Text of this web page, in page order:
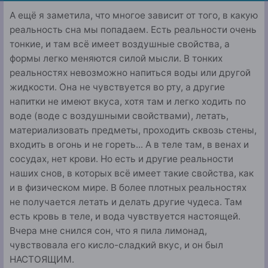
А ещё я заметила, что многое зависит от того, в какую
реальность сна мы попадаем. Есть реальности очень
тонкие, и там всё имеет воздушные свойства, а
формы легко меняются силой мысли. В тонких
реальностях невозможно напиться воды или другой
жидкости. Она не чувствуется во рту, а другие
напитки не имеют вкуса, хотя там и легко ходить по
воде (воде с воздушными свойствами), летать,
материализовать предметы, проходить сквозь стены,
входить в огонь и не гореть... А в теле там, в венах и
сосудах, нет крови. Но есть и другие реальности
наших снов, в которых всё имеет такие свойства, как
и в физическом мире. В более плотных реальностях
не получается летать и делать другие чудеса. Там
есть кровь в теле, и вода чувствуется настоящей.
Вчера мне снился сон, что я пила лимонад,
чувствовала его кисло-сладкий вкус, и он был
НАСТОЯЩИМ.